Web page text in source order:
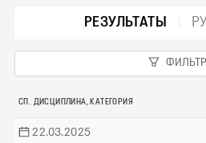
РЕЗУЛЬТАТЫ
ФИЛЬТР
СП. ДИСЦИПЛИНА, КАТЕГОРИЯ
22.03.2025